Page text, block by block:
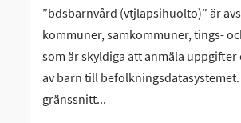
”bdsbarnvård (vtjlapsihuolto)” är
kommuner, samkommuner, tings-
som är skyldiga att anmäla uppgifter
av barn till
gränssnitt...